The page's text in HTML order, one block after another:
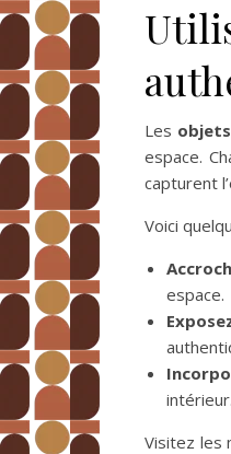
Les
espace.
capturent
Voici
espace.
intérieur.
Visitez les